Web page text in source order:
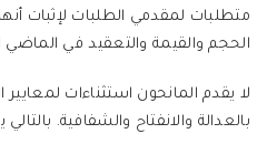
متطلبات لمقدمي الطلبات لإثبات
الحجم والقيمة والتعقيد في الماضي
لا يقدم المانحون استثناءات لمعايير
بالعدالة والانفتاح والشفافية.